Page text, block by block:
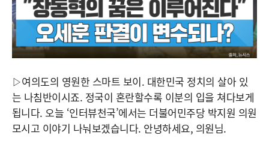
▷여의도의 영원한 스마트 보이. 대한민국 정치의 살아 있
는 나침반이시죠. 정국이 혼란할수록 이분의 입을 쳐다보게
됩니다. 오늘 ‘인터뷰천국’에서는 더불어민주당 박지원 의원
모시고 이야기 나눠보겠습니다. 안녕하세요, 의원님.